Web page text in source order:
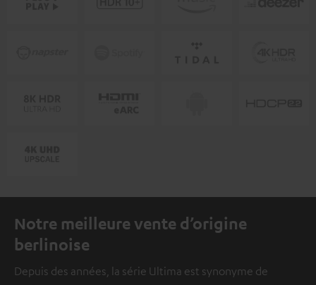
Notre meilleure vente d’origine
berlinoise
Depuis des années, la série Ultima est synonyme de